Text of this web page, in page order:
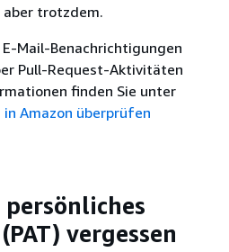
trotzdem.
E-Mail-Benachrichtigungen
Pull-Request-Aktivitäten
finden Sie unter
Amazon überprüfen
vergessen